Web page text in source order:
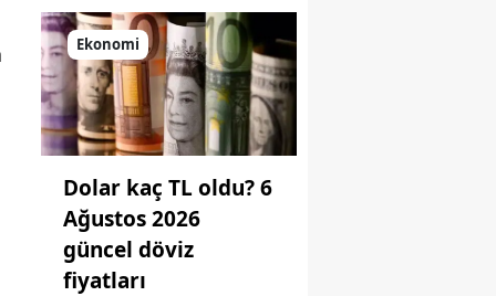
Ekonomi
Dolar kaç TL oldu? 6
Ağustos 2026
güncel döviz
fiyatları